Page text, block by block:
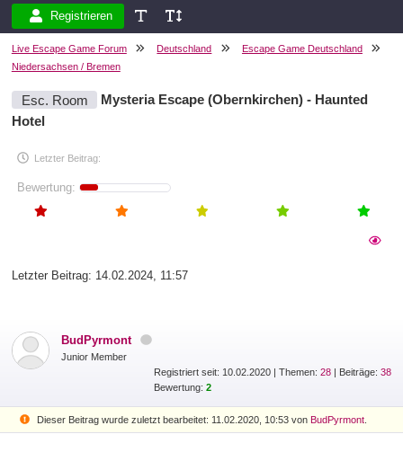
Registrieren
Live Escape Game Forum Deutschland
Escape Game Deutschland
Niedersachsen / Bremen
Esc. Room
Mysteria Escape (Obernkirchen) - Haunted
Hotel
Letzter Beitrag:
Bewertung:
Letzter Beitrag: 14.02.2024, 11:57
BudPyrmont
Junior Member
Registriert seit: 10.02.2020 |Themen:28 | Beiträge:38
Bewertung:2
Dieser Beitrag wurde zuletzt bearbeitet: 11.02.2020, 10:53 vonBudPyrmont